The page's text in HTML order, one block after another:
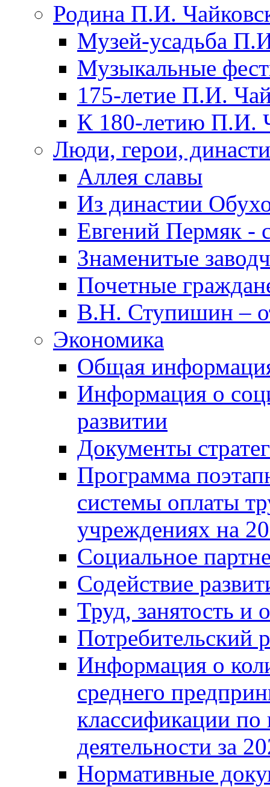
Родина П.И.
Музей-усадьба
Музыкальные
175-летие П.И.
К 180-летию П.И.
Люди, герои,
Аллея славы
Из династии
Евгений Пермяк -
Знаменитые
Почетные
В.Н. Ступишин –
Экономика
Общая
Информация о
развитии
Документы
Программа
системы оплаты
учреждениях на
Социальное
Содействие
Труд, занятость и
Потребительский
Информация о
среднего
классификации
деятельности за
Нормативные